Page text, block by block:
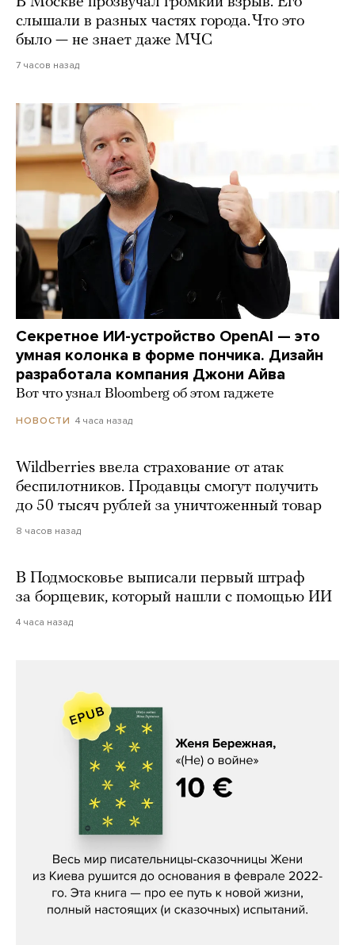
слышали в разных частях города. Что это
было — не знает даже МЧС
7 часов назад
Секретное ИИ-устройство OpenAI — это
умная колонка в форме пончика. Дизайн
разработала компания Джони Айва
Вот что узнал Bloomberg об этом гаджете
НОВОСТИ 4 часа назад
Wildberries ввела страхование от атак
беспилотников. Продавцы смогут получить
до 50 тысяч рублей за уничтоженный товар
8 часов назад
В Подмосковье выписали первый штраф
за борщевик, который нашли с помощью ИИ
4 часа назад
Женя Бережная, «(Не) о войне»